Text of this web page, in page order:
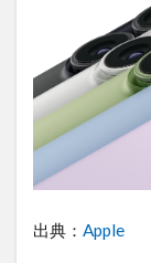
利点
4.3.1
強化さ
れたセ
キュリ
4.3.2
MDM /
出典： Apple